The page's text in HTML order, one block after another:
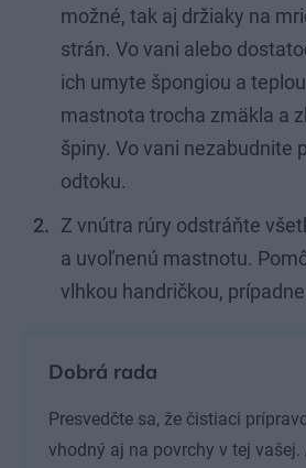
možné, tak aj držiaky na
strán. Vo vani alebo
ich umyte špongiou a
mastnota trocha zmäkla a
špiny. Vo vani nezabudnite
odtoku.
Z vnútra rúry odstráňte
a uvoľnenú mastnotu.
vlhkou handričkou,
Dobrá rada
Presvedčte sa, že čistiaci
vhodný aj na povrchy v tej vašej.